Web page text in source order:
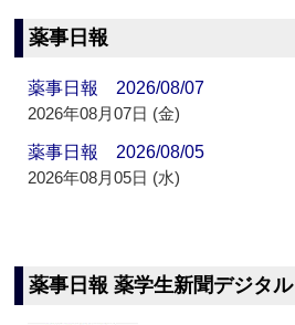
薬事日報
薬事日報 2026/08/07
2026年08月07日 (金)
薬事日報 2026/08/05
2026年08月05日 (水)
薬事日報 薬学生新聞デジタル